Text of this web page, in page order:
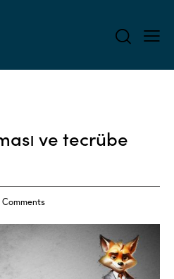
ve tecrübe
Comments